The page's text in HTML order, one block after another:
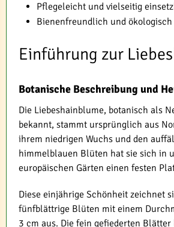
Pflegeleicht und vielseitig
Bienenfreundlich und
Einführung zur
Botanische Beschreibung und
Die Liebeshainblume, botanisch als
bekannt, stammt ursprünglich aus
ihrem niedrigen Wuchs und den
himmelblauen Blüten hat sie sich in
europäischen Gärten einen festen
Diese einjährige Schönheit zeichnet
fünfblättrige Blüten mit einem
3 cm aus. Die fein gefiederten